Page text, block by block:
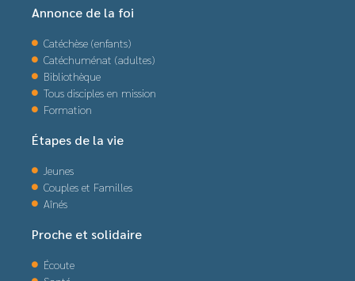
Annonce de la foi
Catéchèse (enfants)
Catéchuménat (adultes)
Bibliothèque
Tous disciples en mission
Formation
Étapes de la vie
Jeunes
Couples et Familles
Aînés
Proche et solidaire
Écoute